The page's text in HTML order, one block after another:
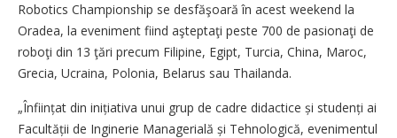
Robotics Championship se desfăşoară în acest weekend la
Oradea, la eveniment fiind aşteptaţi peste 700 de pasionaţi de
roboţi din 13 ţări precum Filipine, Egipt, Turcia, China, Maroc,
Grecia, Ucraina, Polonia, Belarus sau Thailanda.
„Înființat din inițiativa unui grup de cadre didactice și studenți ai
Facultății de Inginerie Managerială și Tehnologică, evenimentul